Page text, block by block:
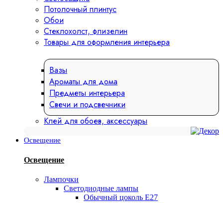
Потолочный плинтус
Обои
Стеклохолст, флизелин
Товары для оформления интерьера
Вазы
Ароматы для дома
Предметы интерьера
Свечи и подсвечники
Клей для обоев, аксессуары
Освещение
Освещение
Лампочки
Светодиодные лампы
Обычный цоколь Е27